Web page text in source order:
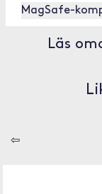
MagSafe-
Läs
⇦